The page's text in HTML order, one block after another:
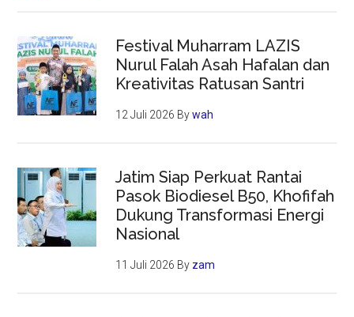
Festival Muharram LAZIS
Nurul Falah Asah Hafalan dan
Kreativitas Ratusan Santri
12 Juli 2026 Bywah
Jatim Siap Perkuat Rantai
Pasok Biodiesel B50, Khofifah
Dukung Transformasi Energi
Nasional
11 Juli 2026 By zam